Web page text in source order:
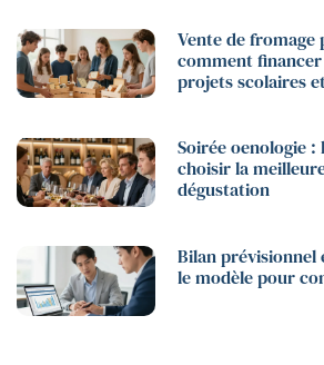
Vente de fromage
comment
projets scolaires
Soirée oenologie
choisir la
dégustation
Bilan prévisionnel
le modèle pour